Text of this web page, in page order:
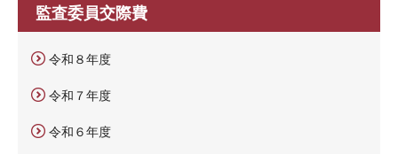
監査委員交際費
令和８年度
令和７年度
令和６年度